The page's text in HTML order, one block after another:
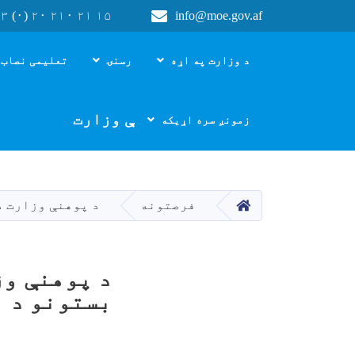
info@moe.gov.af +۹۳ (۰) ۲۰ ۲۱۰ ۲۱
د پوهنې وزارت
د وزارت په اړه رسنۍ تعلیمی
زمونږ سره اړیکه
HOME فرصتونه د پوهنې وزارت د ښوونیز نصاب ریاست د
بستونو د